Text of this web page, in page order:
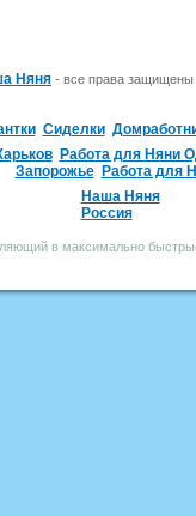
Няня - все права
Сиделки
Работа для Няни
Запорожье
Работа для
Наша Няня
Россия
в максимально